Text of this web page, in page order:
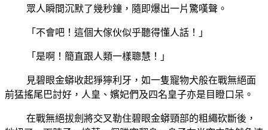
眾人瞬間沉默了幾秒鐘，隨即爆出一片驚嘆聲。
「不會吧！這個大傢伙似乎聽得懂人話！」
「是啊！簡直跟人類一樣聰慧！」
見碧眼金蟒收起猙獰利牙，如一隻寵物犬般在戰無絕面
前猛搖尾巴討好，人皇、嬪妃們及四名皇子亦是目瞪口呆。
在戰無絕拔劍將交叉勒住碧眼金蟒頸部的粗繩砍斷後，